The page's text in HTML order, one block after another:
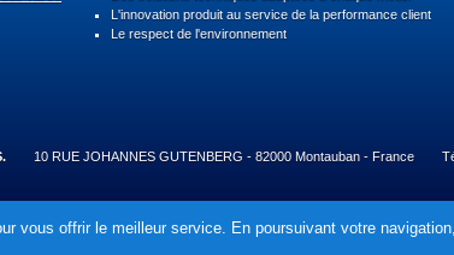
L'innovation produit au service de la performance client
Le respect de l'environnement
10 RUE JOHANNES GUTENBERG - 82000 Montauban - France
vous offrir le meilleur service. En poursuivant votre